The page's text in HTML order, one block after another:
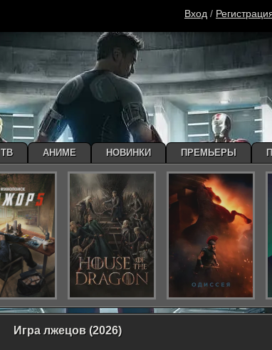
Вход /
Игра лжецов (2026)
ТВ АНИМЕ НОВИНКИ ПРЕМЬЕРЫ